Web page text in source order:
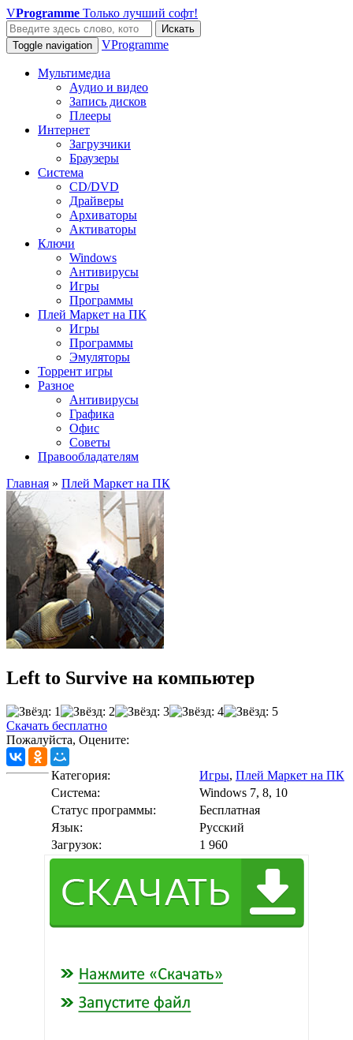
VProgramme Только лучший софт!
Искать
Toggle navigation
VProgramme
Мультимедиа
Аудио и видео
Запись дисков
Плееры
Интернет
Загрузчики
Браузеры
Система
CD/DVD
Драйверы
Архиваторы
Активаторы
Ключи
Windows
Антивирусы
Игры
Программы
Плей Маркет на ПК
Игры
Программы
Эмуляторы
Торрент игры
Разное
Антивирусы
Графика
Офис
Советы
Правообладателям
Главная » Плей Маркет на ПК
Left to Survive на компьютер
Скачать бесплатно
Пожалуйста, Оцените:
Категория: Игры, Плей Маркет на ПК
Cистема:
Windows 7, 8, 10
Статус программы:
Бесплатная
Язык:
Русский
Загрузок:
1 960